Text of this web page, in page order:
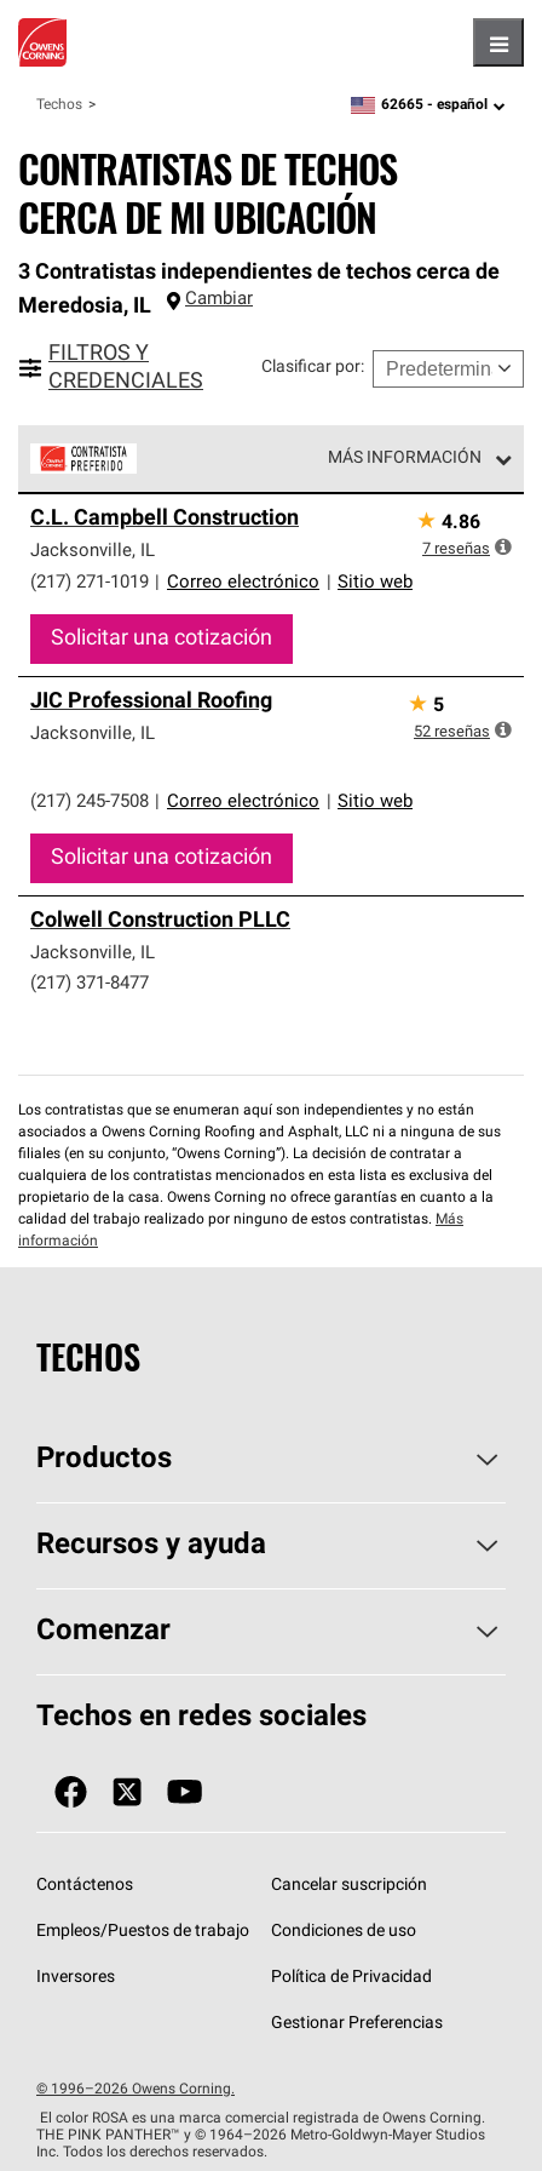
Techos zipcode,language
62665 - español
CONTRATISTAS DE TECHOS
CERCA DE MI UBICACIÓN
3 Contratistas independientes de techos cerca de
Meredosia, IL Cambiar
FILTROS Y
CREDENCIALES
Clasificar por:
MÁS INFORMACIÓN
parte de una red exclusiva de profesionales de techos
que cumplen con altos estándares y requisitos estrictos
de profesionalismo y confiabilidad.
C.L. Campbell Construction
Jacksonville, IL
(217) 271-1019
Correo electrónico Sitio web
Solicitar una cotización
★ 4.86
7 reseñas
JIC Professional Roofing
Jacksonville, IL
(217) 245-7508 Correo electrónico Sitio web
Solicitar una cotización
★ 5
52 reseñas
Colwell Construction PLLC
Jacksonville, IL
(217) 371-8477
Los contratistas que se enumeran aquí son independientes y no están
asociados a Owens Corning Roofing and Asphalt, LLC ni a ninguna de sus
filiales (en su conjunto, “Owens Corning”). La decisión de contratar a
cualquiera de los contratistas mencionados en esta lista es exclusiva del
propietario de la casa. Owens Corning no ofrece garantías en cuanto a la
calidad del trabajo realizado por ninguno de estos contratistas. Más
información
TECHOS
Productos
Elija sus tejas
Encuentre un contratista
Componentes para techos
Tecnología SureNail®
Garantías de techos
Recursos y ayuda
Aspectos básicos sobre techos
Herramientas de diseño y color
Únase a la red de contratistas de techos
Diseño en el techo
Eventos para contratistas
Comenzar
Llame al 1-800-GET-PINK®
Encuentre una tienda o encuentre un
Financiamiento de techos
Techos en redes sociales
Contáctenos
Empleos/Puestos de trabajo
Inversores
Cancelar suscripción
Condiciones de uso
Política de Privacidad
Gestionar Preferencias
© 1996–2026 Owens Corning.
El color ROSA es una marca comercial registrada de Owens Corning.
THE PINK PANTHER™ y © 1964–2026 Metro-Goldwyn-Mayer Studios
Inc. Todos los derechos reservados.